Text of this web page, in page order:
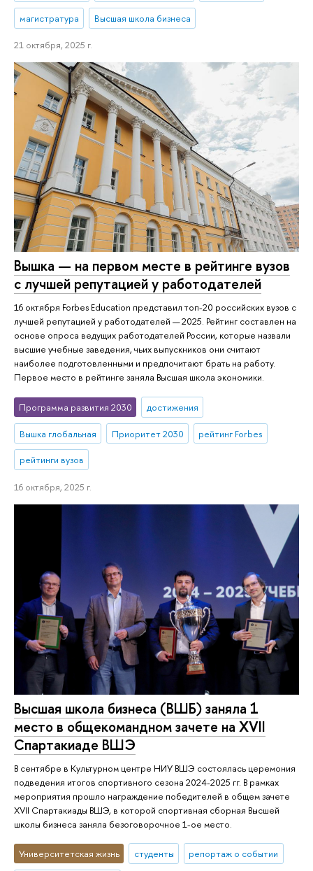
магистратура Высшая школа бизнеса
21 октября, 2025 г.
Вышка — на первом месте в рейтинге вузов
с лучшей репутацией у работодателей
16 октября Forbes Education представил топ-20 российских вузов с
лучшей репутацией у работодателей — 2025. Рейтинг составлен на
основе опроса ведущих работодателей России, которые назвали
высшие учебные заведения, чьих выпускников они считают
наиболее подготовленными и предпочитают брать на работу.
Первое место в рейтинге заняла Высшая школа экономики.
Программа развития 2030 достижения
Вышка глобальная Приоритет 2030 рейтинг Forbes
рейтинги вузов
16 октября, 2025 г.
Высшая школа бизнеса (ВШБ) заняла 1
место в общекомандном зачете на XVII
Спартакиаде ВШЭ
В сентябре в Культурном центре НИУ ВШЭ состоялась церемония
подведения итогов спортивного сезона 2024-2025 гг. В рамках
мероприятия прошло награждение победителей в общем зачете
XVII Спартакиады ВШЭ, в которой спортивная сборная Высшей
школы бизнеса заняла безоговорочное 1-ое место.
Университетская жизнь студенты репортаж о событии